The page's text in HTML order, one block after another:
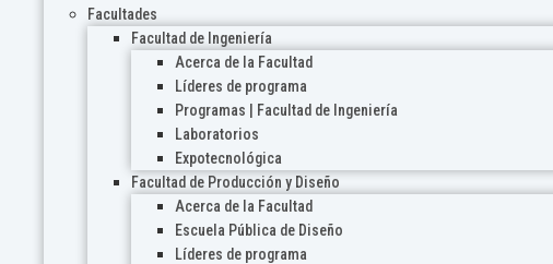
Facultades
Facultad de Ingeniería
Acerca de la Facultad
Líderes de programa
Programas | Facultad de Ingeniería
Laboratorios
Expotecnológica
Facultad de Producción y Diseño
Acerca de la Facultad
Escuela Pública de Diseño
Líderes de programa